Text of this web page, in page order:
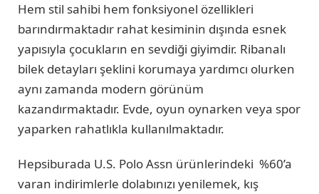
Hem stil sahibi hem fonksiyonel özellikleri
barındırmaktadır rahat kesiminin dışında esnek
yapısıyla çocukların en sevdiği giyimdir. Ribanalı
bilek detayları şeklini korumaya yardımcı olurken
aynı zamanda modern görünüm
kazandırmaktadır. Evde, oyun oynarken veya spor
yaparken rahatlıkla kullanılmaktadır.
Hepsiburada U.S. Polo Assn ürünlerindeki %60’a
varan indirimlerle dolabınızı yenilemek, kış